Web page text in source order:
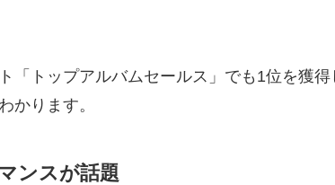
「トップアルバムセールス」でも1位を獲得
かります。
ンスが話題